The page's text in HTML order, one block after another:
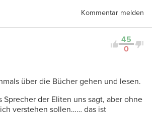
Kommentar melden
45
0
über die Bücher gehen und lesen.
Sprecher der Eliten uns sagt, aber ohne
verstehen sollen…… das ist